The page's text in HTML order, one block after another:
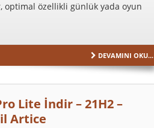
optimal özellikli günlük yada oyun
DEVAMINI OKU...
Lite İndir – 21H2 –
Artice